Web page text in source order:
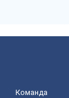
Команда